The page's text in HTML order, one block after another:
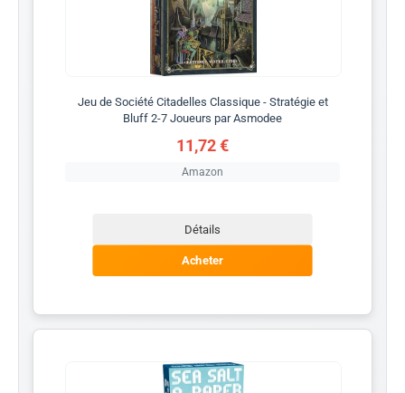
Jeu de Société Citadelles Classique - Stratégie et
Bluff 2-7 Joueurs par Asmodee
11,72 €
Amazon
Détails
Acheter